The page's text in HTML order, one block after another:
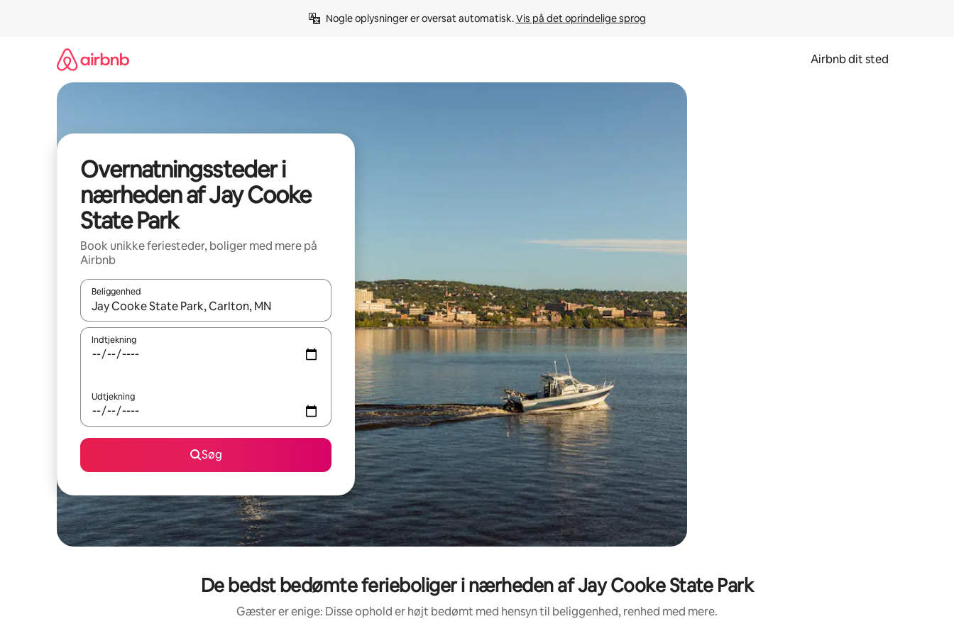
Nogle oplysninger er oversat automatisk. Vis på det oprindelige sprog
Airbnb dit sted
Overnatningssteder i
nærheden af Jay Cooke
State Park
Book unikke feriesteder, boliger med mere på
Airbnb
Beliggenhed
Når resultaterne er tilgængelige, skal du navigere med piletasterne op og ned eller se mere ved at trykke eller stryge.
Indtjekning
Udtjekning
Søg
De bedst bedømte ferieboliger i nærheden af Jay Cooke State Park
Gæster er enige: Disse ophold er højt bedømt med hensyn til beliggenhed, renhed med mere.